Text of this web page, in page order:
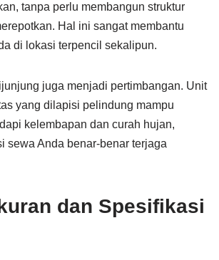
tanpa perlu membangun struktur
Hal ini sangat membantu
di lokasi terpencil sekalipun.
juga menjadi pertimbangan. Unit
yang dilapisi pelindung mampu
kelembapan dan curah hujan,
sewa Anda benar-benar terjaga
dan Spesifikasi